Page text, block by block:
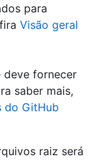
para
Visão geral
deve fornecer
saber mais,
do GitHub
raiz será